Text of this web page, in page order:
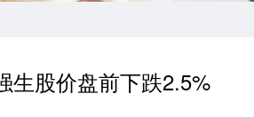
生股价盘前下跌2.5%